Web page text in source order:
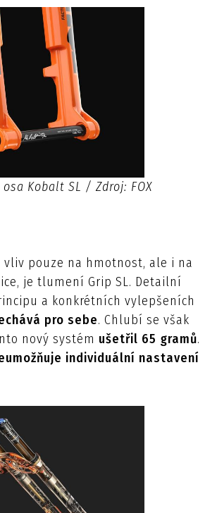
osa Kobalt SL / Zdroj: FOX
vliv pouze na hmotnost, ale i na
je tlumení Grip SL. Detailní
a konkrétních vylepšeních
pro sebe. Chlubí se však
nový systém ušetřil 65 gramů.
individuální nastavení